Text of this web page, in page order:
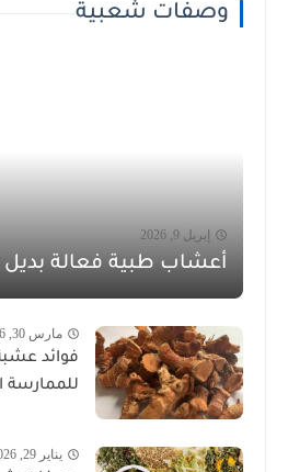
وصفات شعبية
إبريل 9, 2026
أعشاب طبية فعالة بديل
مارس 30, 2026
فوائد
للممارسة
يناير 29, 2026